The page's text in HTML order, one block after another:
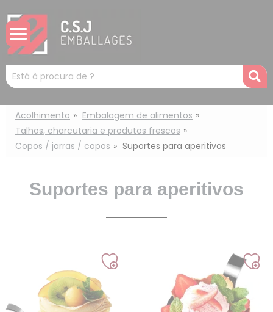
Mots
clés
:
Acolhimento
Embalagem de alimentos
Talhos, charcutaria e produtos frescos
Copos / jarras / copos
Suportes para aperitivos
Suportes para aperitivos